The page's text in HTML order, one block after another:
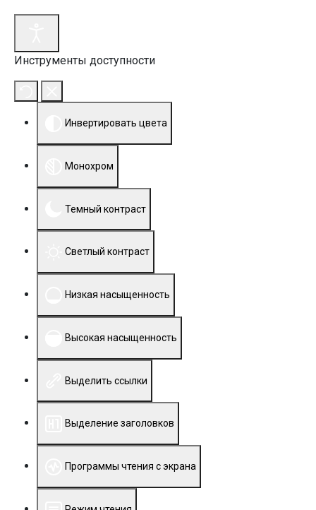
Инструменты доступности
Инвертировать цвета
Монохром
Темный контраст
Светлый контраст
Низкая насыщенность
Высокая насыщенность
Выделить ссылки
Выделение заголовков
Программы чтения с экрана